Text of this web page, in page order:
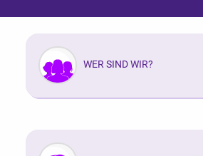
WER SIND WIR?